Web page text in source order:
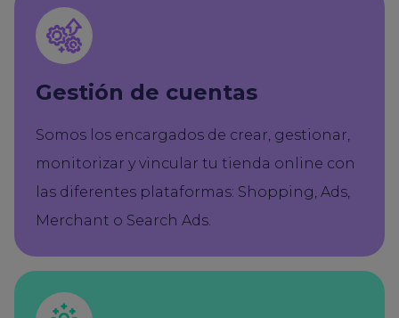
Gestión de cuentas
Somos los encargados de crear, gestionar,
monitorizar y vincular tu tienda online con
las diferentes plataformas: Shopping, Ads,
Merchant o Search Ads.